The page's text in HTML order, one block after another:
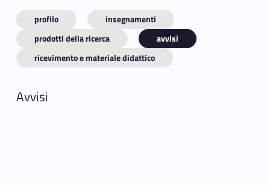
profilo
insegnamenti
prodotti della ricerca
avvisi
ricevimento e materiale didattico
Avvisi